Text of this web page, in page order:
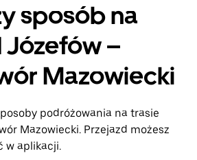
sposób na
Józefów –
Mazowiecki
podróżowania na trasie
Mazowiecki. Przejazd możesz
w aplikacji.